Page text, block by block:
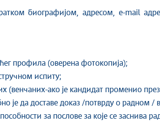
биографијом, адресом, e-mail
профила (оверена фотокопија);
испиту;
(венчаних-ако је кандидат променио
је да доставе доказ /потврду о радном /
за послове за које се заснива